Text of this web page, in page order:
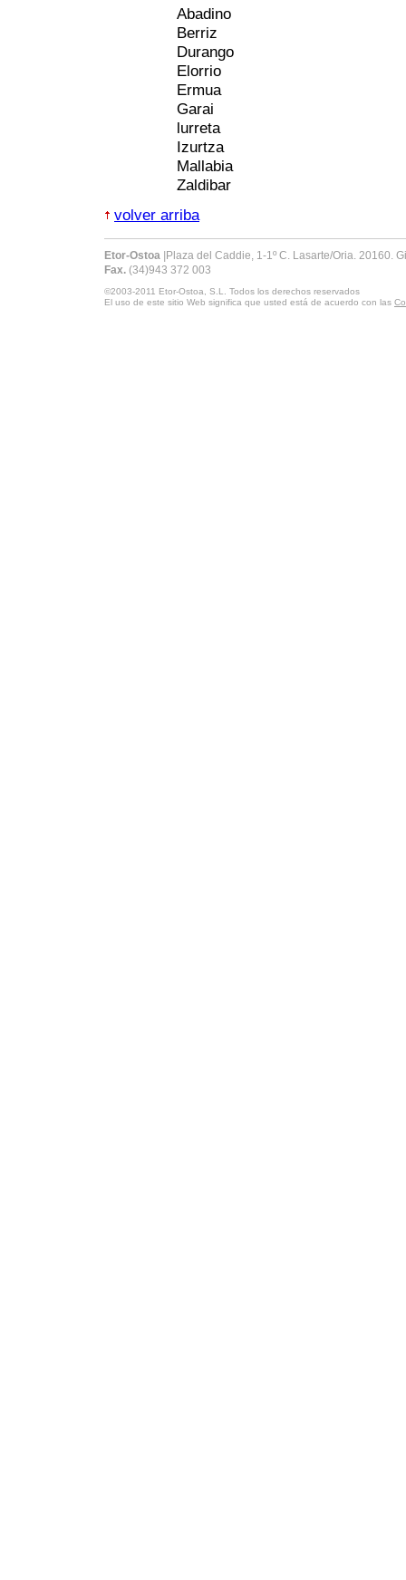
Abadino
Berriz
Durango
Elorrio
Ermua
Garai
lurreta
Izurtza
Mallabia
Zaldibar
volver arriba
Etor-Ostoa Plaza del Caddie, 1-1º C. Lasarte/Oria. 20160.
Fax. (34)943 372 003
©2003-2011 Etor-Ostoa, S.L. Todos los derechos reservados
El uso de este sitio Web significa que usted está de acuerdo con las